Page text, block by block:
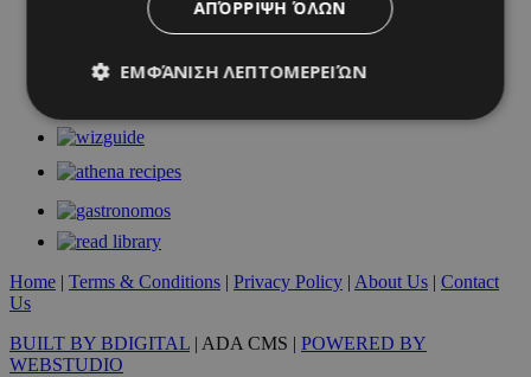
Home | Terms & Conditions | Privacy Policy | About Us | Contact
Us
BUILT BY BDIGITAL | ADA CMS | POWERED BY
WEBSTUDIO
ΑΠΌΡΡΙΨΗ ΌΛΩΝ
ΕΜΦΆΝΙΣΗ ΛΕΠΤΟΜΕΡΕΙΏΝ
Απολύτως απαραίτητα
Τα απολύτως απαραίτητα cookies επιτρέπουν
βασικές λειτουργίες του ιστότοπου, όπως τη
Ο ιστότοπος δεν μπορεί να χρησιμοποιηθεί σωστά
χωρίς τα απολύτως απαραίτητα cookies.